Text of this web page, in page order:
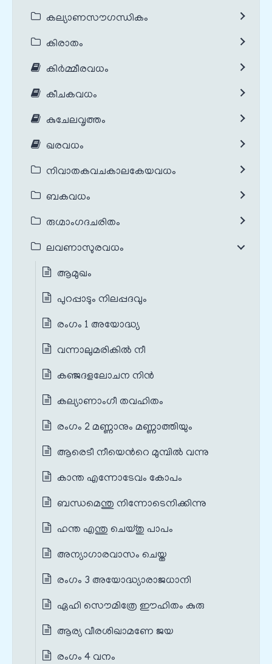
കല്യാണസൗഗന്ധികം
കിരാതം
കിർമ്മീരവധം
കീചകവധം
കുചേലവൃത്തം
ഖരവധം
നിവാതകവചകാലകേയവധം
ബകവധം
രുഗ്മാംഗദചരിതം
ലവണാസുരവധം
ആമുഖം
പുറപ്പാടും നിലപ്പദവും
രംഗം 1 അയോദ്ധ്യ
വന്നാലുമരികില്‍ നീ
കഞ്ജദളലോചന നിന്‍
കല്യാണാംഗീ തവഹിതം
രംഗം 2 മണ്ണാനും മണ്ണാത്തിയും
ആരെടീ നീയെന്‍റെ മുമ്പില്‍ വന്നു
കാന്ത എന്നോടേവം കോപം
ബന്ധമെന്തു നിന്നോടെനിക്കിന്നു
ഹന്ത എന്തു ചെയ്തു പാപം
അന്യാഗാരവാസം ചെയ്ത
രംഗം 3 അയോദ്ധ്യാരാജധാനി
ഏഹി സൌമിത്രേ ഈഹിതം കുരു
ആര്യ വീരശിഖാമണേ ജയ
രംഗം 4 വനം